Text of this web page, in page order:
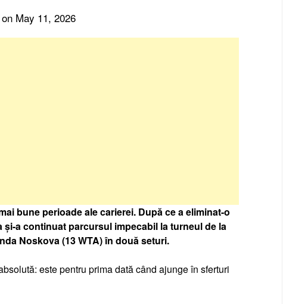
May 11, 2026
bune perioade ale carierei. După ce a eliminat-o
și-a continuat parcursul impecabil la turneul de la
Noskova (13 WTA) în două seturi.
este pentru prima dată când ajunge în sferturi